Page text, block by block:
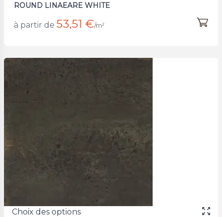
ROUND LINAEARE WHITE
à partir de 53,51 €/m²
Choix des options